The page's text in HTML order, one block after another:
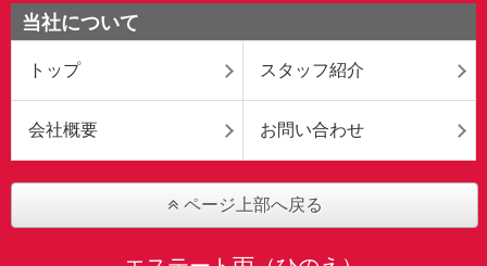
当社について
トップ スタッフ紹介
会社概要 お問い合わせ
ページ上部へ戻る